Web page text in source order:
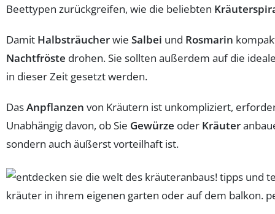
Beettypen zurückgreifen, wie die beliebten
Damit Halbsträucherwie Salbei und Rosmarin
Nachtfröste drohen. Sie sollten außerdem auf die
in dieser Zeit gesetzt werden.
DasAnpflanzen von Kräutern ist unkompliziert,
Unabhängig davon, ob Sie Gewürze oder Kräuter
sondern auch äußerst vorteilhaft ist.